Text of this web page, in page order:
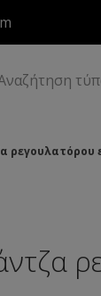
ρεγουλατόρου